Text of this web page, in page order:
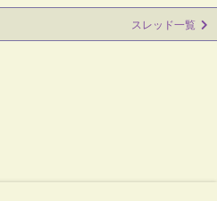
スレッド一覧